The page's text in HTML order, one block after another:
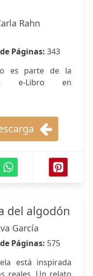
Rahn
Páginas: 343
es parte de la
e-Libro en
del algodón
García
Páginas: 575
está inspirada